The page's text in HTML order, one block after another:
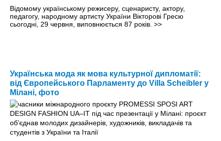
Відомому українському режисеру, сценаристу, актору,
педагогу, народному артисту України Вікторові Гресю
сьогодні, 29 червня, виповнюється 87 років. >>
Українська мода як мова культурної дипломатії:
від Європейського Парламенту до Villa Scheibler у
Мілані, фото